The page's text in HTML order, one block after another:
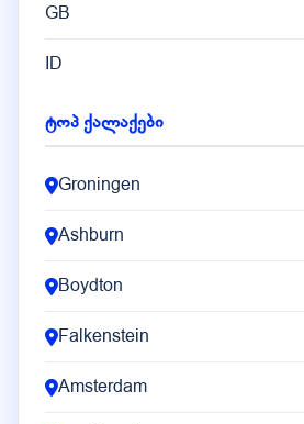
GB
ID
IE
ტოპ ქალაქები
Groningen
Ashburn
Boydton
Falkenstein
Amsterdam